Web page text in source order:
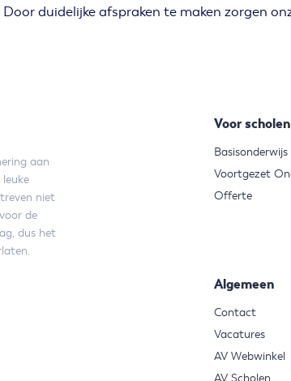
duidelijke afspraken te maken zorgen
aan
niet
de
dus het
Voor scholen
Basisonderwijs
Voortgezet
Offerte
Algemeen
Contact
Vacatures
AV Webwinkel